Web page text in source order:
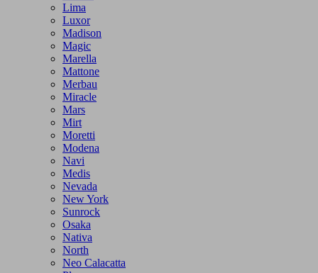
Lima
Luxor
Madison
Magic
Marella
Mattone
Merbau
Miracle
Mars
Mirt
Moretti
Modena
Navi
Medis
Nevada
New York
Sunrock
Osaka
Nativa
North
Neo Calacatta